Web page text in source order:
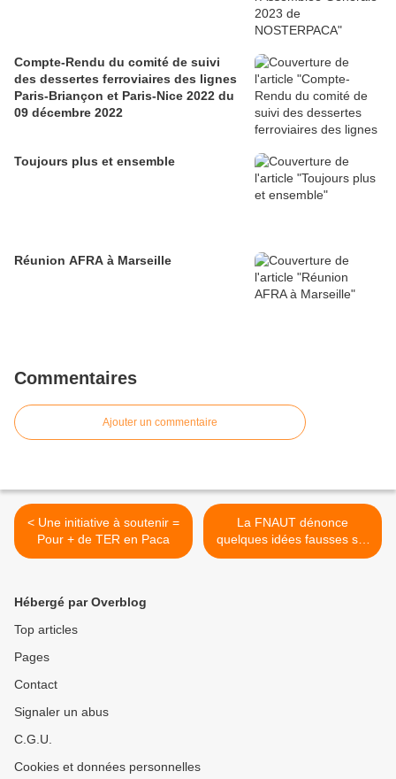
Compte-Rendu du comité de suivi
des dessertes ferroviaires des lignes
Paris-Briançon et Paris-Nice 2022 du
09 décembre 2022
Toujours plus et ensemble
Réunion AFRA à Marseille
Commentaires
Ajouter un commentaire
< Une initiative à soutenir =
Pour + de TER en Paca
La FNAUT dénonce
quelques idées fausses sur
les déplacements de
Hébergé par Overblog
Top articles
Pages
Contact
Signaler un abus
C.G.U.
Cookies et données personnelles